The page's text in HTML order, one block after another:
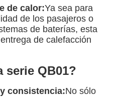
de calor:Ya sea para
de los pasajeros o
de baterías, esta
de calefacción
serie QB01?
consistencia:No sólo